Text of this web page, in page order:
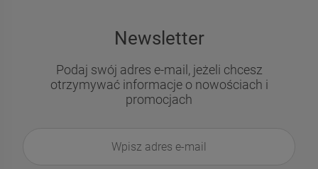
Newsletter
Podaj swój adres e-mail, jeżeli chcesz
otrzymywać informacje o nowościach i
promocjach